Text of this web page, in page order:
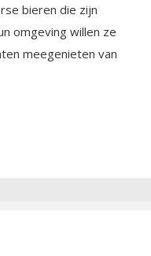
bieren die zijn
omgeving willen ze
meegenieten van